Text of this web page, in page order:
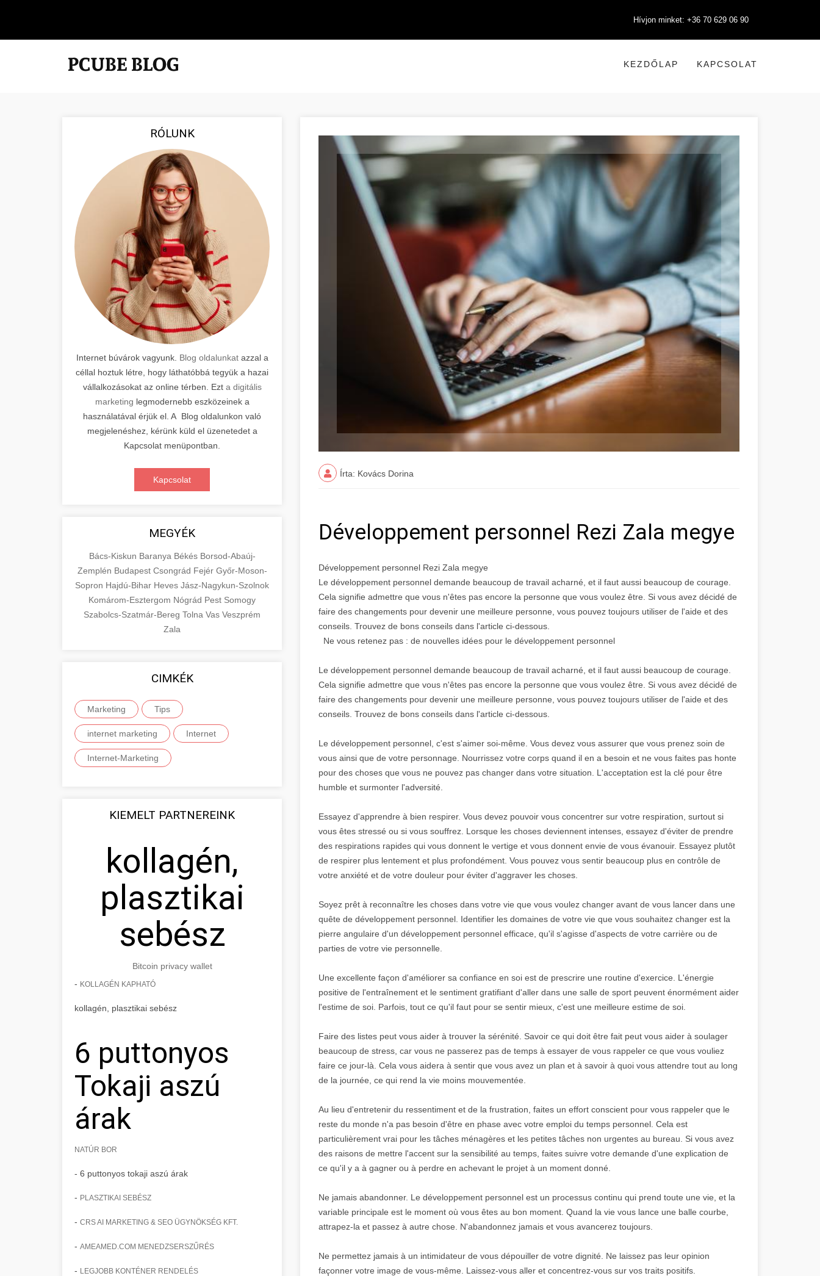
Hívjon minket: +36 70 629 06 90
KEZDŐLAP KAPCSOLAT
RÓLUNK
Internet búvárok vagyunk. Blog oldalunkatazzal a
céllal hoztuk létre, hogy láthatóbbá tegyük a hazai
vállalkozásokat az online térben. Ezt a digitális
marketing legmodernebb eszközeinek a
használatával érjük el. A Blog oldalunkon való
megjelenéshez, kérünk küld el üzenetedet a
Kapcsolat menüpontban.
Kapcsolat
MEGYÉK
Bács-Kiskun Baranya Békés Borsod-Abaúj-
Zemplén Budapest Csongrád Fejér Győr-Moson-
Sopron Hajdú-Bihar Heves Jász-Nagykun-Szolnok
Komárom-Esztergom Nógrád Pest Somogy
Szabolcs-Szatmár-Bereg Tolna Vas Veszprém
Zala
CIMKÉK
Marketing Tips
internet marketing Internet
Internet-Marketing
KIEMELT PARTNEREINK
kollagén,
plasztikai
sebész
Bitcoin privacy wallet
- KOLLAGÉN KAPHATÓ
kollagén, plasztikai sebész
6 puttonyos
Tokaji aszú
árak
NATÚR BOR
- 6 puttonyos tokaji aszú árak
- PLASZTIKAI SEBÉSZ
- CRS AI MARKETING & SEO ÜGYNÖKSÉG KFT.
- AMEAMED.COM MENEDZSERSZŰRÉS
- LEGJOBB KONTÉNER RENDELÉS
Írta: Kovács Dorina
Développement personnel Rezi Zala megye
Développement personnel Rezi Zala megye
Le développement personnel demande beaucoup de travail acharné, et il faut aussi beaucoup de courage.
Cela signifie admettre que vous n'êtes pas encore la personne que vous voulez être. Si vous avez décidé de
faire des changements pour devenir une meilleure personne, vous pouvez toujours utiliser de l'aide et des
conseils. Trouvez de bons conseils dans l'article ci-dessous.
Ne vous retenez pas : de nouvelles idées pour le développement personnel
Le développement personnel demande beaucoup de travail acharné, et il faut aussi beaucoup de courage.
Cela signifie admettre que vous n'êtes pas encore la personne que vous voulez être. Si vous avez décidé de
faire des changements pour devenir une meilleure personne, vous pouvez toujours utiliser de l'aide et des
conseils. Trouvez de bons conseils dans l'article ci-dessous.
Le développement personnel, c'est s'aimer soi-même. Vous devez vous assurer que vous prenez soin de
vous ainsi que de votre personnage. Nourrissez votre corps quand il en a besoin et ne vous faites pas honte
pour des choses que vous ne pouvez pas changer dans votre situation. L'acceptation est la clé pour être
humble et surmonter l'adversité.
Essayez d'apprendre à bien respirer. Vous devez pouvoir vous concentrer sur votre respiration, surtout si
vous êtes stressé ou si vous souffrez. Lorsque les choses deviennent intenses, essayez d'éviter de prendre
des respirations rapides qui vous donnent le vertige et vous donnent envie de vous évanouir. Essayez plutôt
de respirer plus lentement et plus profondément. Vous pouvez vous sentir beaucoup plus en contrôle de
votre anxiété et de votre douleur pour éviter d'aggraver les choses.
Soyez prêt à reconnaître les choses dans votre vie que vous voulez changer avant de vous lancer dans une
quête de développement personnel. Identifier les domaines de votre vie que vous souhaitez changer est la
pierre angulaire d'un développement personnel efficace, qu'il s'agisse d'aspects de votre carrière ou de
parties de votre vie personnelle.
Une excellente façon d'améliorer sa confiance en soi est de prescrire une routine d'exercice. L'énergie
positive de l'entraînement et le sentiment gratifiant d'aller dans une salle de sport peuvent énormément aider
l'estime de soi. Parfois, tout ce qu'il faut pour se sentir mieux, c'est une meilleure estime de soi.
Faire des listes peut vous aider à trouver la sérénité. Savoir ce qui doit être fait peut vous aider à soulager
beaucoup de stress, car vous ne passerez pas de temps à essayer de vous rappeler ce que vous vouliez
faire ce jour-là. Cela vous aidera à sentir que vous avez un plan et à savoir à quoi vous attendre tout au long
de la journée, ce qui rend la vie moins mouvementée.
Au lieu d'entretenir du ressentiment et de la frustration, faites un effort conscient pour vous rappeler que le
reste du monde n'a pas besoin d'être en phase avec votre emploi du temps personnel. Cela est
particulièrement vrai pour les tâches ménagères et les petites tâches non urgentes au bureau. Si vous avez
des raisons de mettre l'accent sur la sensibilité au temps, faites suivre votre demande d'une explication de
ce qu'il y a à gagner ou à perdre en achevant le projet à un moment donné.
Ne jamais abandonner. Le développement personnel est un processus continu qui prend toute une vie, et la
variable principale est le moment où vous êtes au bon moment. Quand la vie vous lance une balle courbe,
attrapez-la et passez à autre chose. N'abandonnez jamais et vous avancerez toujours.
Ne permettez jamais à un intimidateur de vous dépouiller de votre dignité. Ne laissez pas leur opinion
façonner votre image de vous-même. Laissez-vous aller et concentrez-vous sur vos traits positifs.